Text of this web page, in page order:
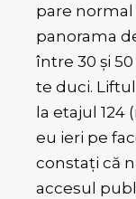
pare normal
panorama
între 30 și
te duci.
la etajul 124
eu ieri pe
constați că
accesul